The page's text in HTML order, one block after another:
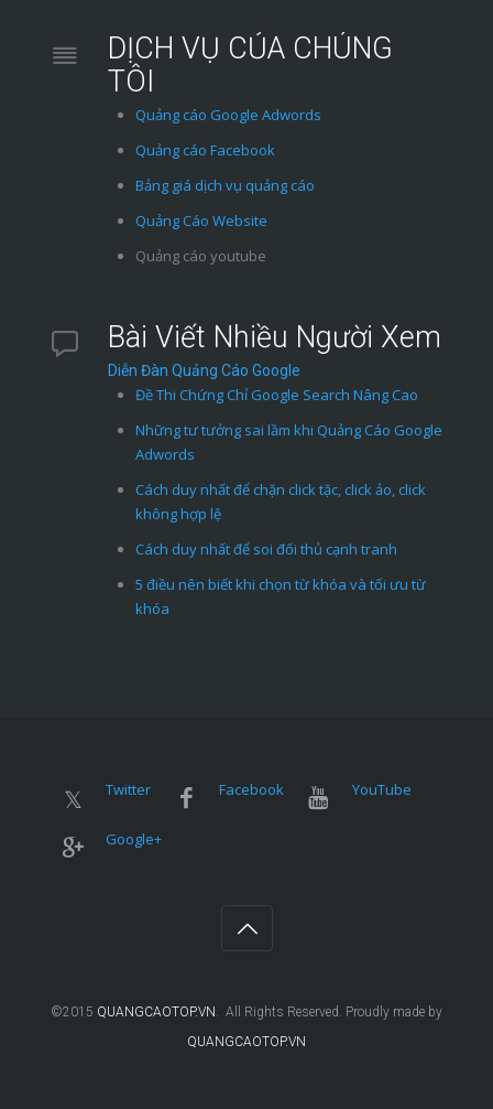
DỊCH VỤ CỦA CHÚNG
TÔI
Quảng cáo Google Adwords
Quảng cáo Facebook
Bảng giá dịch vụ quảng cáo
Quảng Cáo Website
Quảng cáo youtube
Bài Viết Nhiều Người Xem
Diễn Đàn Quảng Cáo Google
Đề Thi Chứng Chỉ Google Search Nâng Cao
Những tư tưởng sai lầm khi Quảng Cáo Google
Adwords
Cách duy nhất để chặn click tặc, click ảo, click
không hợp lệ
Cách duy nhất để soi đối thủ cạnh tranh
5 điều nên biết khi chọn từ khóa và tối ưu từ
khóa
Twitter Facebook YouTube
Google+
©2015 QUANGCAOTOP.VN. All Rights Reserved. Proudly made by
QUANGCAOTOP.VN